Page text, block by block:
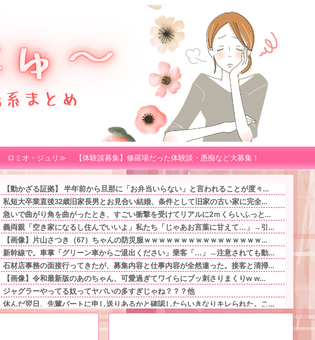
ロミオ・ジュリ≫ 【体験談募集】修羅場だった体験談・愚痴など大募集！
【動かざる証拠】 半年前から旦那に「お弁当いらない」と言われることが度々...
私短大卒業直後32歳旧家長男とお見合い結婚、条件として旧家の古い家に完全...
急いで曲がり角を曲がったとき、すごい衝撃を受けてリアルに2ｍくらいふっと...
義両親「空き家になるし住んでいいよ」私たち「じゃあお言葉に甘えて…」→引...
【画像】片山さつき（67）ちゃんの防災服ｗｗｗｗｗｗｗｗｗｗｗｗｗｗｗｗ...
新幹線で。車掌「グリーン車からご退出ください」乗客「…」→注意されても動...
石材店事務の面接行ってきたが、募集内容と仕事内容が全然違った。接客と清掃...
【画像】令和最新版のあのちゃん、可愛過ぎてワイらにブッ刺さりまくりw w...
ジャグラーやってる奴ってヤバいの多すぎじゃね？？？他
休んだ翌日、先輩パートに申し送りあるかと確認したらいきなりキレられた。こ...
【幽霊否定派、完全論破】幽霊がいないなら午前2時に一人で墓石を木刀で叩き...
血を見て失神した俺が「殺人事件の被害者（遺体）」と勘違いされ現場が大パニ...